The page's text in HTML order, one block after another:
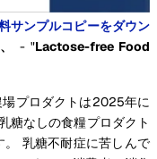
サンプルコピーをダウン
- "Lactose-free Food
プロダクトは2025年に
糖なしの食糧プロダクト
乳糖不耐症に苦しんで